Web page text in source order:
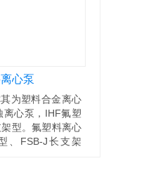
心泵
为塑料合金离心
离心泵，IHF氟塑
型。氟塑料离心
、FSB-J长支架